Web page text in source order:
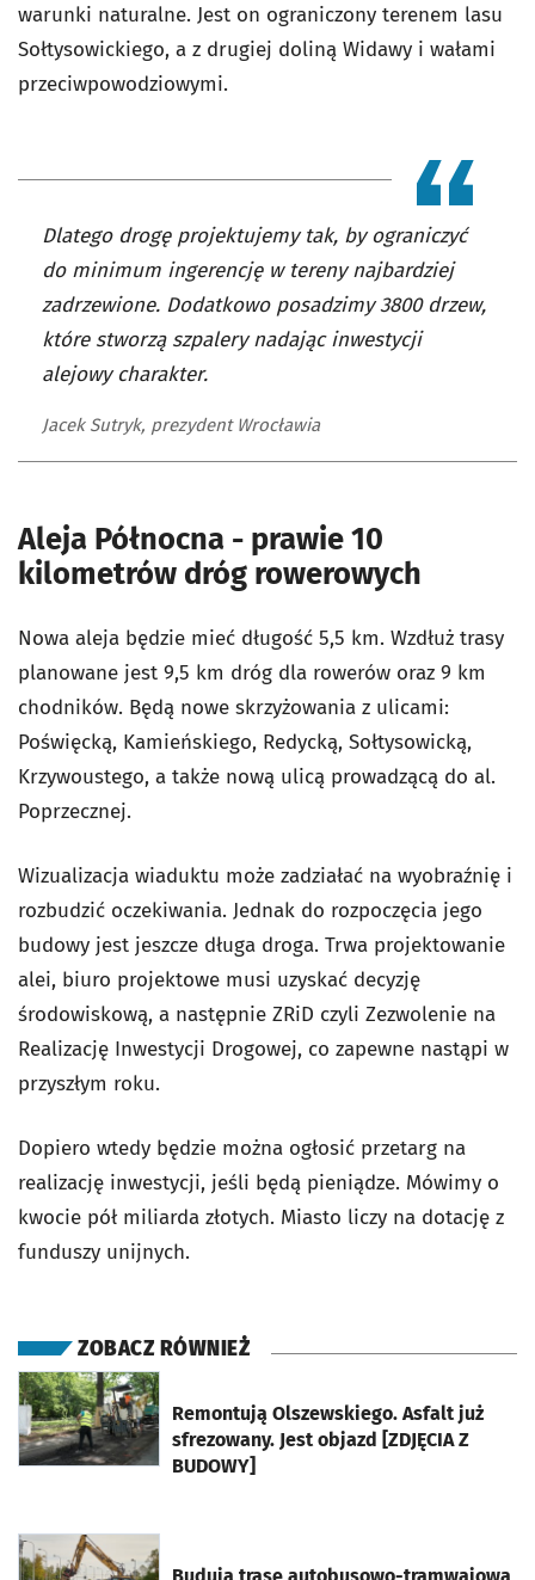
warunki naturalne. Jest on ograniczony terenem lasu
Sołtysowickiego, a z drugiej doliną Widawy i wałami
przeciwpowodziowymi.
Dlatego drogę projektujemy tak, by ograniczyć
do minimum ingerencję w tereny najbardziej
zadrzewione. Dodatkowo posadzimy 3800 drzew,
które stworzą szpalery nadając inwestycji
alejowy charakter.
Jacek Sutryk, prezydent Wrocławia
Aleja Północna - prawie 10
kilometrów dróg rowerowych
Nowa aleja będzie mieć długość 5,5 km. Wzdłuż trasy
planowane jest 9,5 km dróg dla rowerów oraz 9 km
chodników. Będą nowe skrzyżowania z ulicami:
Poświęcką, Kamieńskiego, Redycką, Sołtysowicką,
Krzywoustego, a także nową ulicą prowadzącą do al.
Poprzecznej.
Wizualizacja wiaduktu może zadziałać na wyobraźnię i
rozbudzić oczekiwania. Jednak do rozpoczęcia jego
budowy jest jeszcze długa droga. Trwa projektowanie
alei, biuro projektowe musi uzyskać decyzję
środowiskową, a następnie ZRiD czyli Zezwolenie na
Realizację Inwestycji Drogowej, co zapewne nastąpi w
przyszłym roku.
Dopiero wtedy będzie można ogłosić przetarg na
realizację inwestycji, jeśli będą pieniądze. Mówimy o
kwocie pół miliarda złotych. Miasto liczy na dotację z
funduszy unijnych.
ZOBACZ RÓWNIEŻ
Remontują Olszewskiego. Asfalt już
sfrezowany. Jest objazd [ZDJĘCIA Z
BUDOWY]
otworzy się w nowej karcie
Budują trasę autobusowo-tramwajową
otworzy się w nowej karcie